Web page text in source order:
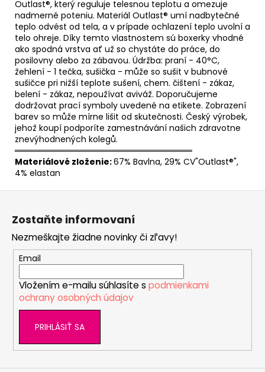
Outlast®, který reguluje telesnou teplotu a omezuje
nadmerné poteniu. Materiál Outlast® umí nadbytečné
teplo odvést od tela, a v prípade ochlazení teplo uvolní a
telo ohreje. Díky temto vlastnostem sú boxerky vhodné
ako spodná vrstva ať už so chystáte do práce, do
posilovny alebo za zábavou. Údržba: praní - 40°C,
žehlení - 1 tečka, sušička - může so sušit v bubnové
sušičce pri nižší teplote sušení, chem. čištení - zákaz,
belení - zákaz, nepoužívat aviváž. Doporučujeme
dodržovat prací symboly uvedené na etikete. Zobrazení
barev so může mírne lišit od skutečnosti. Český výrobek,
jehož koupí podporíte zamestnávání našich zdravotne
znevýhodnených kolegů.
══════════════════════════════
Materiálové zloženie:67% Bavlna, 29% CV"Outlast®",
4% elastan
Zostaňte informovaní
Nezmeškajte žiadne novinky či zľavy!
Email
Vložením e-mailu súhlasíte s podmienkami
ochrany osobných údajov
PRIHLÁSIŤ SA